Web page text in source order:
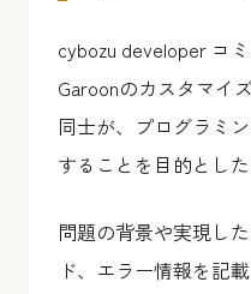
cybozu developer コ
Garoonのカスタマイ
同士が、プログラミ
することを目的とし
問題の背景や実現し
ド、エラー情報を記